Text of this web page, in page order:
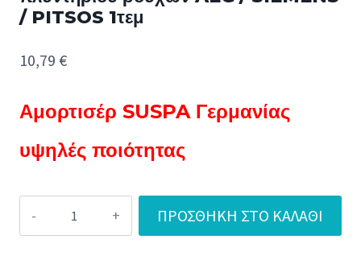
/ PITSOS 1τεμ
10,79 €
Αμορτισέρ SUSPA Γερμανίας
υψηλές ποιότητας
Αμορτισέρ
120N
ΠΡΟΣΘΉΚΗ ΣΤΟ ΚΑΛΆΘΙ